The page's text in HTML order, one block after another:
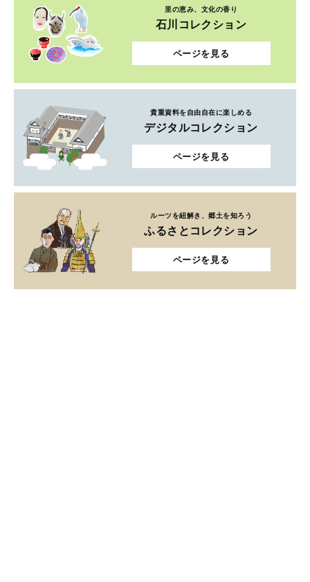
里の恵み、文化の香り
石川コレクション
ページを見る
貴重資料を自由自在に楽しめる
デジタルコレクション
ページを見る
ルーツを紐解き、郷土を知ろう
ふるさとコレクション
ページを見る